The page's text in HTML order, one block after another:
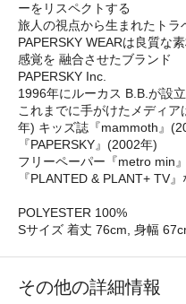
ーをリスペクトする
旅人の視点から生まれたトラ
PAPERSKY WEARは良質な
感覚を 融合させたブランド
PAPERSKY Inc.
1996年にルーカス B.B.が設立
これまでに手がけたメディ
年) キッズ誌『mammoth』
『PAPERSKY』(2002年)
フリーペーパー『metro min
『PLANTED & PLANT+ TV
POLYESTER 100%
Sサイズ 着丈 76cm, 身幅
その他の詳細情報